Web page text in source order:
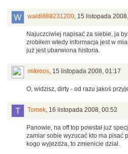
waldi888231200, 15 listopada
Najuczciwiej napisać za siebie, ja
zrobiłem wtedy informacja jest w
już jest ubarwiona historia.
mikroos, 15 listopada 2008, 01:17
O, widzisz, dirty - od razu jakoś
Tomek, 16 listopada 2008, 00:52
Panowie, na off top powstał już
zamiar sobie wyzucać kto ma pisać
kogo wyjeżdża, to zmienicie dział.